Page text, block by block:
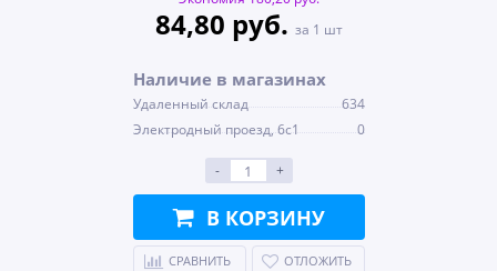
84,80 руб. за 1 шт
Наличие в магазинах
Удаленный склад
634
Электродный проезд, 6с1
0
- +
В КОРЗИНУ
СРАВНИТЬ ОТЛОЖИТЬ